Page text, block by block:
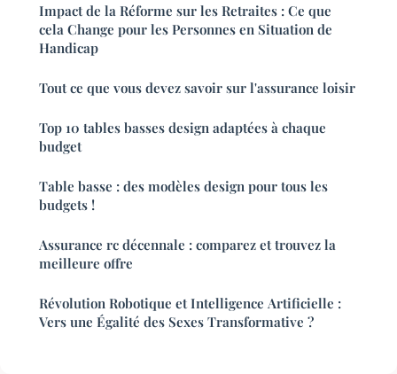
Impact de la Réforme sur les Retraites : Ce que
cela Change pour les Personnes en Situation de
Handicap
Tout ce que vous devez savoir sur l'assurance loisir
Top 10 tables basses design adaptées à chaque
budget
Table basse : des modèles design pour tous les
budgets !
Assurance rc décennale : comparez et trouvez la
meilleure offre
Révolution Robotique et Intelligence Artificielle :
Vers une Égalité des Sexes Transformative ?